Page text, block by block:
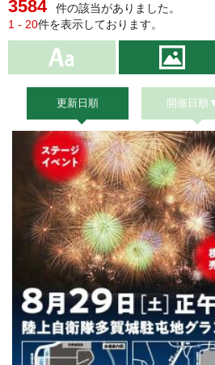
3584
件の該当がありました。
1 - 20件を表示しております。
更新日順 開催日順